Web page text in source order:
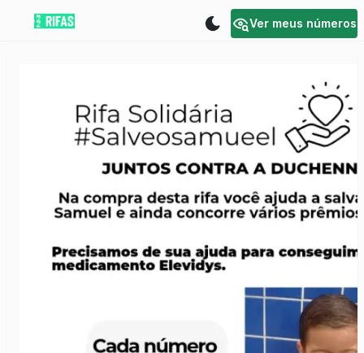
Ver meus números